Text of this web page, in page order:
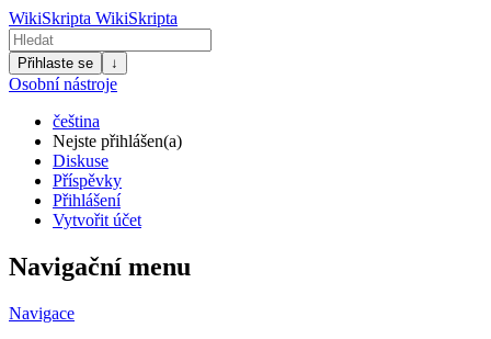
WikiSkripta WikiSkripta
Přihlaste se ↓
Osobní nástroje
čeština
Nejste přihlášen(a)
Diskuse
Příspěvky
Přihlášení
Vytvořit účet
Navigační menu
Navigace